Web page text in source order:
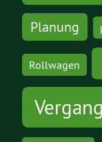
Planung
Rollwagen